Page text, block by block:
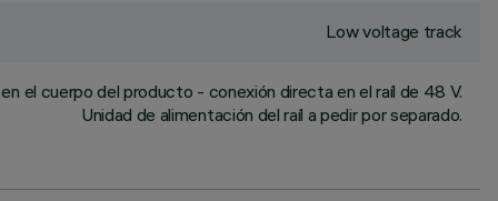
Low voltage track
el cuerpo del producto - conexión directa en el raíl de 48 V.
Unidad de alimentación del raíl a pedir por separado.